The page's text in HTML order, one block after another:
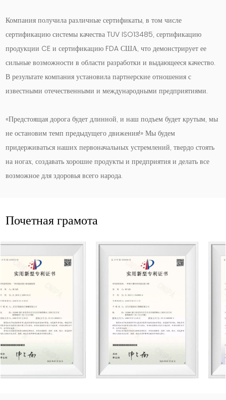
Компания получила различные сертификаты, в том числе
сертификацию системы качества TUV ISO13485, сертификацию
продукции CE и сертификацию FDA США, что демонстрирует ее
сильные возможности в области разработки и выдающееся качество.
В результате компания установила партнерские отношения с
известными отечественными и международными предприятиями.
«Предстоящая дорога будет длинной, и наш подъем будет крутым, мы
не остановим темп предыдущего движения!» Мы будем
придерживаться наших первоначальных устремлений, твердо стоять
на ногах, создавать хорошие продукты и предприятия и делать все
возможное для здоровья всего народа.
Почетная грамота